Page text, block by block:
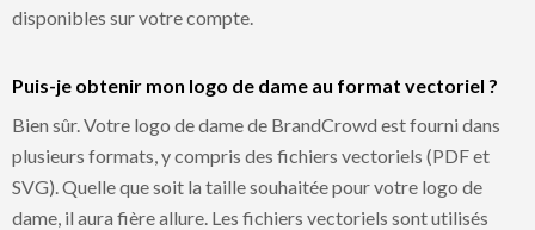
disponibles sur votre compte.
Puis-je obtenir mon logo de dame au format vectoriel ?
Bien sûr. Votre logo de dame de BrandCrowd est fourni dans
plusieurs formats, y compris des fichiers vectoriels (PDF et
SVG). Quelle que soit la taille souhaitée pour votre logo de
dame, il aura fière allure. Les fichiers vectoriels sont utilisés